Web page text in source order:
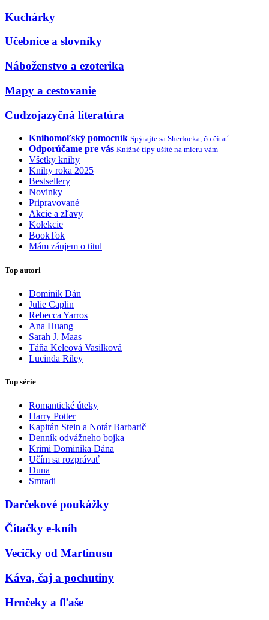
Kuchárky
Učebnice a slovníky
Náboženstvo a ezoterika
Mapy a cestovanie
Cudzojazyčná literatúra
Knihomoľský pomocník Spýtajte sa Sherlocka, čo čítať
Odporúčame pre vás Knižné tipy ušité na mieru vám
Všetky knihy
Knihy roka 2025
Bestsellery
Novinky
Pripravované
Akcie a zľavy
Kolekcie
BookTok
Mám záujem o titul
Top autori
Dominik Dán
Julie Caplin
Rebecca Yarros
Ana Huang
Sarah J. Maas
Táňa Keleová Vasilková
Lucinda Riley
Top série
Romantické úteky
Harry Potter
Kapitán Stein a Notár Barbarič
Denník odvážneho bojka
Krimi Dominika Dána
Učím sa rozprávať
Duna
Smradi
Darčekové poukážky
Čítačky e-kníh
Vecičky od Martinusu
Káva, čaj a pochutiny
Hrnčeky a fľaše